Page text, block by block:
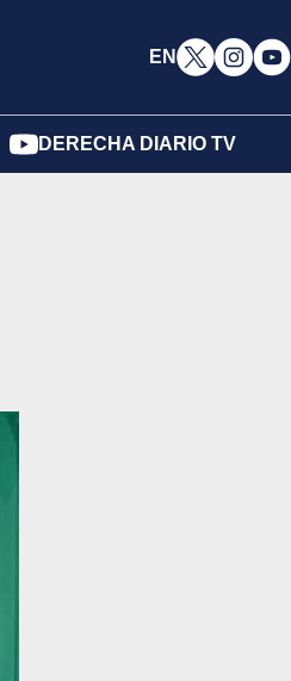
EN
DERECHA DIARIO TV